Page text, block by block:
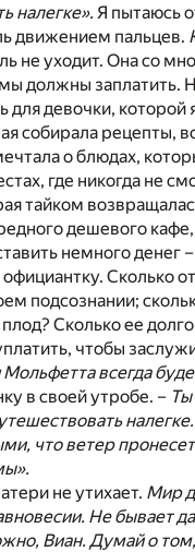
налегке». Я пытаюсь
движением пальцев.
не уходит. Она со
должны заплатить.
для девочки, которой
собирала рецепты,
о блюдах,
где никогда не
тайком
дешевого
немного денег
Сколько
подсознании;
плод? Сколько ее
чтобы
всегда
в своей утробе. –
что ветер
не утихает. Мир
Не бывает
Виан. Думай о